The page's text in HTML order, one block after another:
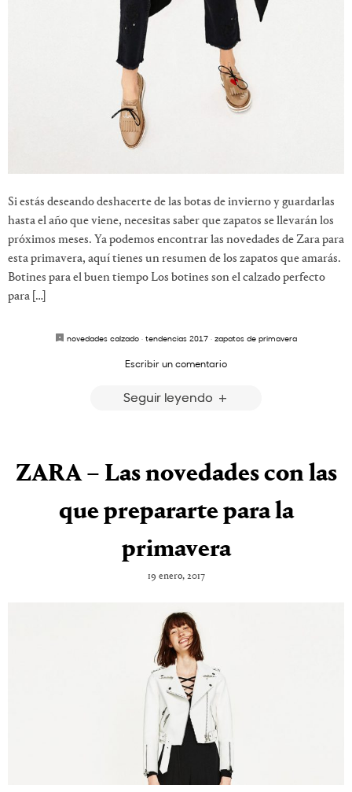
Si estás deseando deshacerte de las botas de invierno y guardarlas
hasta el año que viene, necesitas saber que zapatos se llevarán los
próximos meses. Ya podemos encontrar las novedades de Zara para
esta primavera, aquí tienes un resumen de los zapatos que amarás.
Botines para el buen tiempo Los botines son el calzado perfecto
para […]
novedades calzado · tendencias 2017 · zapatos de primavera
Escribir un comentario
Seguir leyendo
ZARA – Las novedades con las
que prepararte para la
primavera
19 enero, 2017